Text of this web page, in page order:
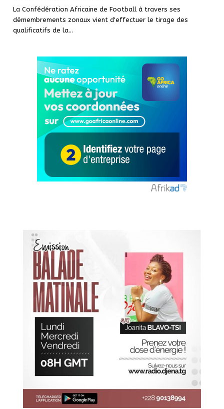
La Confédération Africaine de Football à travers ses
démembrements zonaux vient d'effectuer le tirage des
qualificatifs de la…